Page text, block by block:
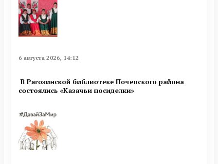
6 августа 2026, 14:12
В Рагозинской библиотеке Почепского района
состоялись «Казачьи посиделки»